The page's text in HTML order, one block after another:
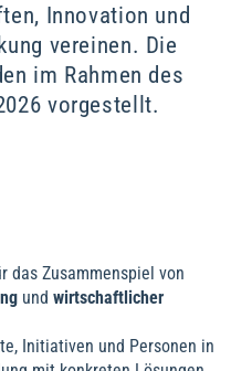
Innovation und
vereinen. Die
im Rahmen des
vorgestellt.
das Zusammenspiel von
und wirtschaftlicher
Initiativen und Personen in